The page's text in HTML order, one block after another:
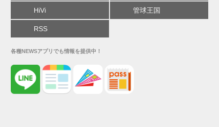
HiVi 管球王国
RSS
各種NEWSアプリでも情報を提供中！